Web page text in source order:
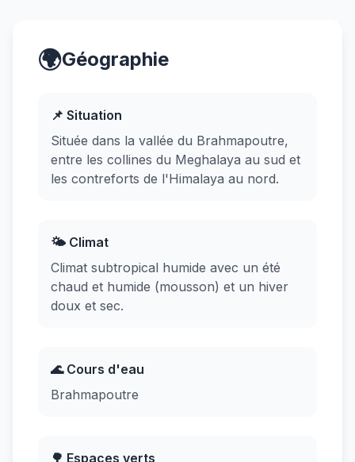
🌍Géographie
📌 Situation
Située dans la vallée du Brahmapoutre,
entre les collines du Meghalaya au sud et
les contreforts de l'Himalaya au nord.
🌤️ Climat
Climat subtropical humide avec un été
chaud et humide (mousson) et un hiver
doux et sec.
🌊 Cours d'eau
Brahmapoutre
🌳 Espaces verts